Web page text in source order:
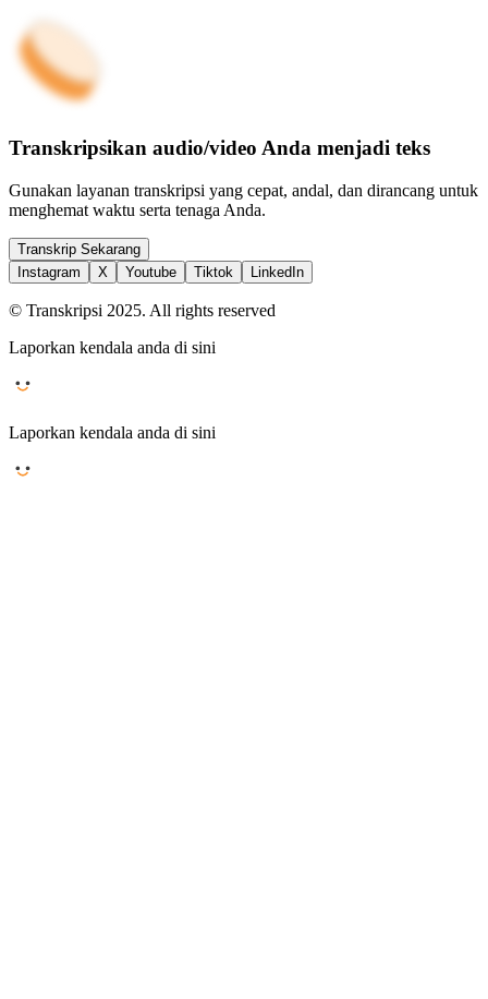
Transkripsikan audio/video Anda menjadi teks
Gunakan layanan transkripsi yang cepat, andal, dan dirancang untuk
menghemat waktu serta tenaga Anda.
Transkrip Sekarang
Instagram
X Youtube Tiktok LinkedIn
© Transkripsi 2025. All rights reserved
Laporkan kendala anda di sini
Laporkan kendala anda di sini